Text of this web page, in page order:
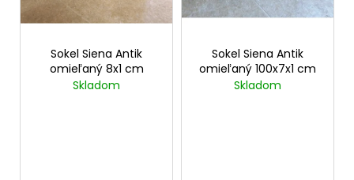
tp
Sokel Siena Antik
omieľaný 8x1 cm
Skladom
Sokel Siena Antik
omieľaný 100x7x1 cm
Skladom
á